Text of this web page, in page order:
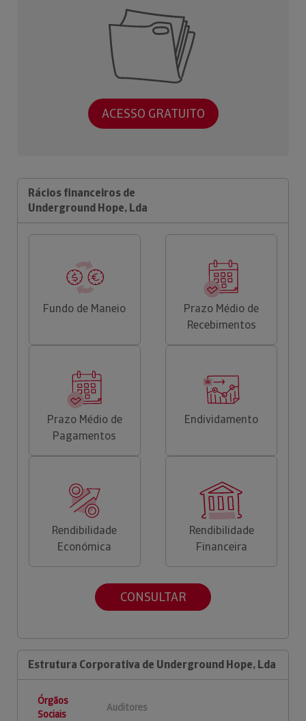
ACESSO GRATUITO
Rácios financeiros de
Underground Hope, Lda
Fundo de Maneio
Prazo Médio de
Recebimentos
Prazo Médio de
Pagamentos
Endividamento
Rendibilidade
Económica
Rendibilidade
Financeira
CONSULTAR
Estrutura Corporativa de Underground Hope, Lda
Órgãos
Sociais
Auditores